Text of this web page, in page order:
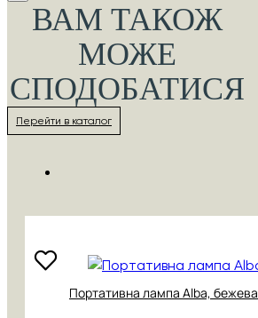
ВАМ ТАКОЖ
МОЖЕ
СПОДОБАТИСЯ
Перейти в каталог
Портативна лампа Alba, бежева